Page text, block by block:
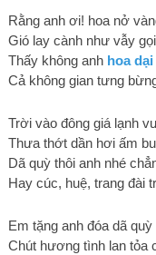
Rằng anh ơi! hoa nở
Gió lay cành như vẫy
Thấy không anh hoa dại
Cả không gian tưng
Trời vào đông giá lạnh
Thưa thớt dần hơi ấm
Dã quỳ thôi anh nhé
Hay cúc, huệ, trang đài
Em tặng anh đóa dã
Chút hương tình lan tỏa